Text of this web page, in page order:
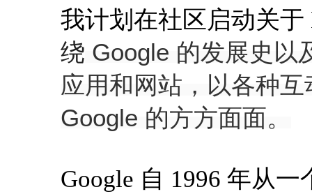
我计划在社区启动关于
绕 Google 的发展史以
应用和网站，以各种
Google 的方方面面。
Google 自 1996 年从